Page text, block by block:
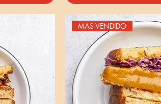
MAS VENDIDO